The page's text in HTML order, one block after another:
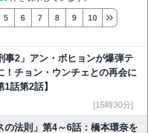
5 6 7 8 9 10
事2」アン・ボヒョンが爆弾テ
！チョン・ウンチェとの再会に
1話第2話】
[15時30分]
の法則」第4～6話：橋本環奈を